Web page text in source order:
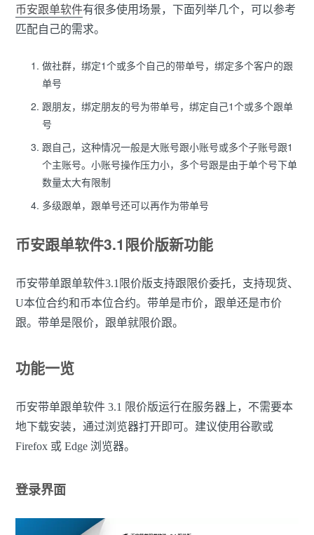
币安跟单软件有很多使用场景，下面列举几个，可以参考
匹配自己的需求。
做社群，绑定1个或多个自己的带单号，绑定多个客户的跟
单号
跟朋友，绑定朋友的号为带单号，绑定自己1个或多个跟单
号
跟自己，这种情况一般是大账号跟小账号或多个子账号跟1
个主账号。小账号操作压力小，多个号跟是由于单个号下单
数量太大有限制
多级跟单，跟单号还可以再作为带单号
币安跟单软件3.1限价版新功能
币安带单跟单软件3.1限价版支持跟限价委托，支持现货、
U本位合约和币本位合约。带单是市价，跟单还是市价
跟。带单是限价，跟单就限价跟。
功能一览
币安带单跟单软件 3.1 限价版运行在服务器上，不需要本
地下载安装，通过浏览器打开即可。建议使用谷歌或
Firefox 或 Edge 浏览器。
登录界面